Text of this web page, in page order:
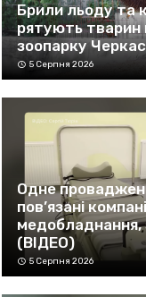
Брили льоду та
рятують тварин
зоопарку Черкас
5 Серпня 2026
Одне
пов’язані
медобладнання,
(ВІДЕО)
5 Серпня 2026